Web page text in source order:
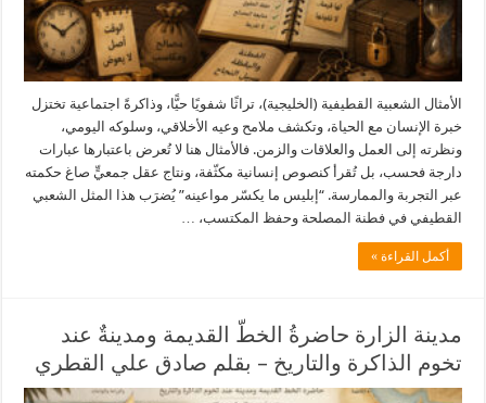
الأمثال الشعبية القطيفية (الخليجية)، تراثًا شفويًا حيًّا، وذاكرةً اجتماعية تختزل
خبرة الإنسان مع الحياة، وتكشف ملامح وعيه الأخلاقي، وسلوكه اليومي،
ونظرته إلى العمل والعلاقات والزمن. فالأمثال هنا لا تُعرض باعتبارها عبارات
دارجة فحسب، بل تُقرأ كنصوص إنسانية مكثّفة، ونتاج عقل جمعيٍّ صاغ حكمته
عبر التجربة والممارسة. “إبليس ما يكسّر مواعينه” يُضرَب هذا المثل الشعبي
القطيفي في فطنة المصلحة وحفظ المكتسب، …
أكمل القراءة »
مدينة الزارة حاضرةُ الخطّ القديمة ومدينةٌ عند
تخوم الذاكرة والتاريخ – بقلم صادق علي القطري